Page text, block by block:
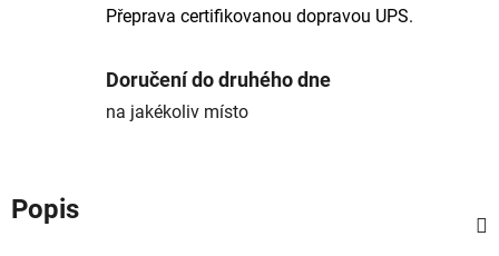
Přeprava certifikovanou dopravou UPS.
Doručení do druhého dne
na jakékoliv místo
Popis